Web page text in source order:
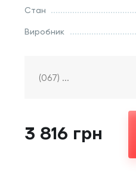
Стан
Виробник
3 816 грн